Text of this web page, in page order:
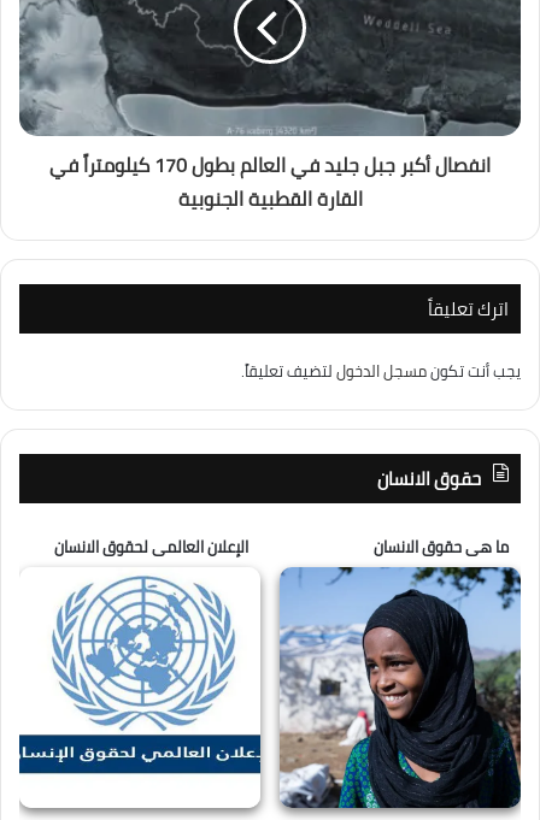
انفصال أكبر جبل جليد في العالم بطول 170 كيلومتراً في
القارة القطبية الجنوبية
اترك تعليقاً
يجب أنت تكونمسجل الدخوللتضيف تعليقاً.
حقوق الانسان
ما هى حقوق الانسان الإعلان العالمى لحقوق الانسان